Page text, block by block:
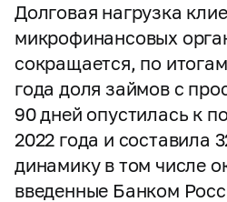
Долговая нагрузка
микрофинансовых
сокращается, по
года доля займов с
90 дней опустилась к
2022 года и составила
динамику в том числе
введенные Банком